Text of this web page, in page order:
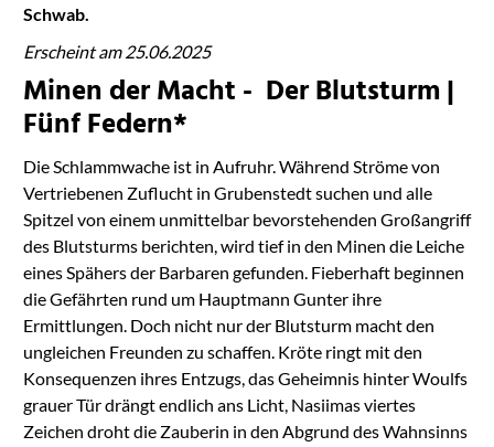
Schwab.
Erscheint am 25.06.2025
Minen der Macht - Der Blutsturm |
Fünf Federn*
Die Schlammwache ist in Aufruhr. Während Ströme von
Vertriebenen Zuflucht in Grubenstedt suchen und alle
Spitzel von einem unmittelbar bevorstehenden Großangriff
des Blutsturms berichten, wird tief in den Minen die Leiche
eines Spähers der Barbaren gefunden. Fieberhaft beginnen
die Gefährten rund um Hauptmann Gunter ihre
Ermittlungen. Doch nicht nur der Blutsturm macht den
ungleichen Freunden zu schaffen. Kröte ringt mit den
Konsequenzen ihres Entzugs, das Geheimnis hinter Woulfs
grauer Tür drängt endlich ans Licht, Nasiimas viertes
Zeichen droht die Zauberin in den Abgrund des Wahnsinns